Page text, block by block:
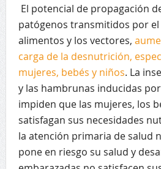
El potencial de propagación
patógenos transmitidos por el
alimentos y los vectores,
carga de la desnutrición,
mujeres, bebés y niños. La
y las hambrunas inducidas
impiden que las mujeres, los
satisfagan sus necesidades
la atención primaria de salud
pone en riesgo su salud y